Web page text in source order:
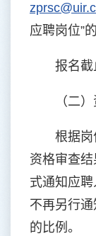
应聘岗位”
报名截
（二
根据岗
资格审查
式通知应
不再另行
的比例。